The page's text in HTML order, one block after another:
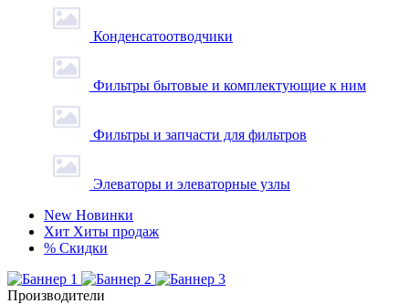
Конденсатоотводчики
Фильтры бытовые и комплектующие к ним
Фильтры и запчасти для фильтров
Элеваторы и элеваторные узлы
New Новинки
Хит Хиты продаж
% Скидки
Производители